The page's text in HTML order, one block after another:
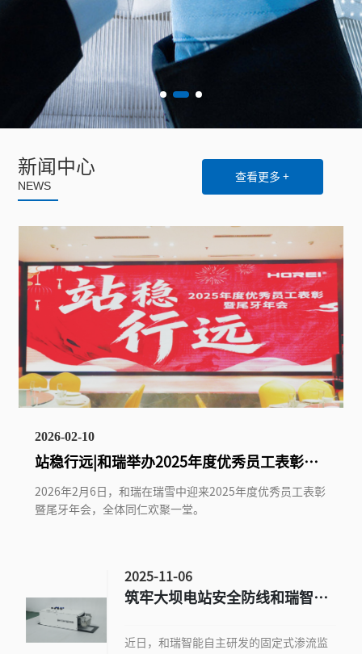
新闻中心
NEWS
查看更多 +
2026-02-10
站稳行远|和瑞举办2025年度优秀员工表彰暨
尾牙年会
2026年2月6日，和瑞在瑞雪中迎来2025年度优秀员工表彰
暨尾牙年会，全体同仁欢聚一堂。
2025-11-06
筑牢大坝电站安全防线和瑞智能
近日，和瑞智能自主研发的固定式渗流监